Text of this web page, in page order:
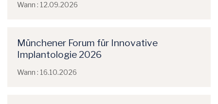
Wann : 12.09.2026
Münchener Forum für Innovative
Implantologie 2026
Wann : 16.10.2026